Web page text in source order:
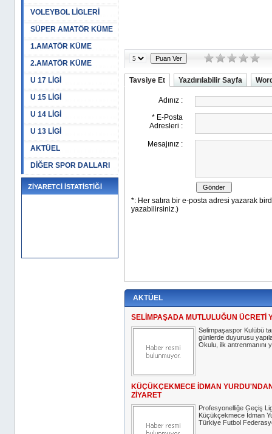
VOLEYBOL LİGLERİ
SÜPER AMATÖR KÜME
1.AMATÖR KÜME
2.AMATÖR KÜME
U 17 LİGİ
U 15 LİGİ
U 14 LİGİ
U 13 LİGİ
AKTÜEL
DİĞER SPOR DALLARI
ZİYARETCİ İSTATİSTİĞİ
Tavsiye Et Yazdırılabilir Sayfa
AKTÜEL
SELİMPAŞADA MUTLULUĞUN ÜCRETİ
Selimpaşaspor Kulübü
günlerde duyurusu
Okulu, ilk antrenmanını
KÜÇÜKÇEKMECE İDMAN
ZİYARET
Profesyonelliğe Geçiş
Küçükçekmece İdman
Türkiye Futbol